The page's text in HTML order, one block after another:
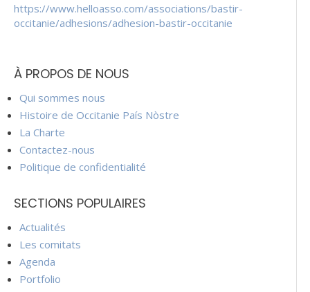
https://www.helloasso.com/associations/bastir-
occitanie/adhesions/adhesion-bastir-occitanie
À PROPOS DE NOUS
Qui sommes nous
Histoire de Occitanie País Nòstre
La Charte
Contactez-nous
Politique de confidentialité
SECTIONS POPULAIRES
Actualités
Les comitats
Agenda
Portfolio